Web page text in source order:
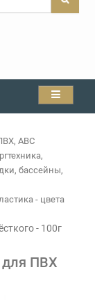
ABC
бассейны,
- цвета
- 100г
для ПВХ